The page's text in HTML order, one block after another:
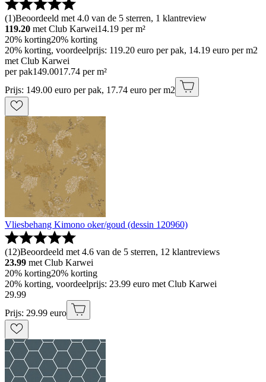
(1)Beoordeeld met 4.0 van de 5 sterren, 1 klantreview
119.20 met Club Karwei14.19 per m²
20% korting20% korting
20% korting, voordeelprijs: 119.20 euro per pak, 14.19 euro per m2
met Club Karwei
per pak149.0017.74 per m²
Prijs: 149.00 euro per pak, 17.74 euro per m2
Vliesbehang Kimono oker/goud (dessin 120960)
(12)Beoordeeld met 4.6 van de 5 sterren, 12 klantreviews
23.99 met Club Karwei
20% korting20% korting
20% korting, voordeelprijs: 23.99 euro met Club Karwei
29.99
Prijs: 29.99 euro